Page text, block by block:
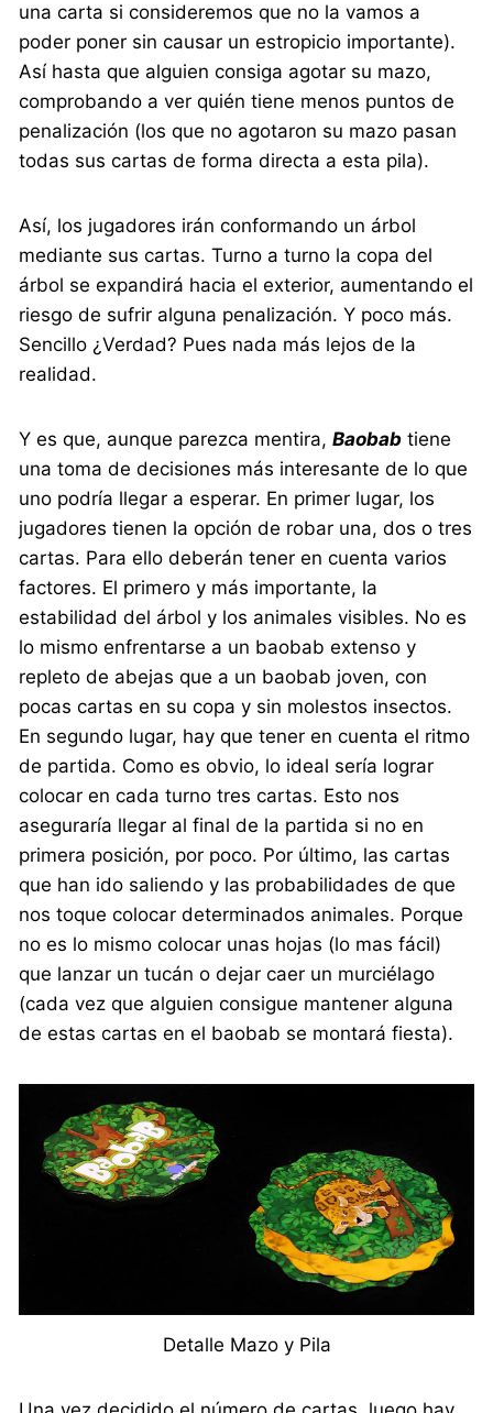
una carta si consideremos que no la vamos a
poder poner sin causar un estropicio importante).
Así hasta que alguien consiga agotar su mazo,
comprobando a ver quién tiene menos puntos de
penalización (los que no agotaron su mazo pasan
todas sus cartas de forma directa a esta pila).
Así, los jugadores irán conformando un árbol
mediante sus cartas. Turno a turno la copa del
árbol se expandirá hacia el exterior, aumentando el
riesgo de sufrir alguna penalización. Y poco más.
Sencillo ¿Verdad? Pues nada más lejos de la
realidad.
Y es que, aunque parezca mentira,Baobab tiene
una toma de decisiones más interesante de lo que
uno podría llegar a esperar. En primer lugar, los
jugadores tienen la opción de robar una, dos o tres
cartas. Para ello deberán tener en cuenta varios
factores. El primero y más importante, la
estabilidad del árbol y los animales visibles. No es
lo mismo enfrentarse a un baobab extenso y
repleto de abejas que a un baobab joven, con
pocas cartas en su copa y sin molestos insectos.
En segundo lugar, hay que tener en cuenta el ritmo
de partida. Como es obvio, lo ideal sería lograr
colocar en cada turno tres cartas. Esto nos
aseguraría llegar al final de la partida si no en
primera posición, por poco. Por último, las cartas
que han ido saliendo y las probabilidades de que
nos toque colocar determinados animales. Porque
no es lo mismo colocar unas hojas (lo mas fácil)
que lanzar un tucán o dejar caer un murciélago
(cada vez que alguien consigue mantener alguna
de estas cartas en el baobab se montará fiesta).
Detalle Mazo y Pila